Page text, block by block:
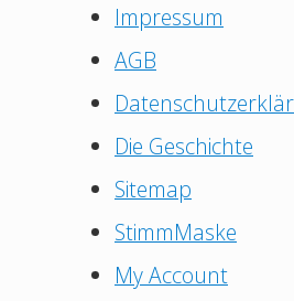
Impressum
AGB
Die Geschichte
Sitemap
StimmMaske
My Account